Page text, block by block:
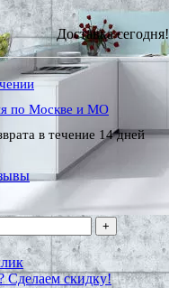
Доставка сегодня!
по Москве и МО
в течение 14 дней
+
Сделаем скидку!